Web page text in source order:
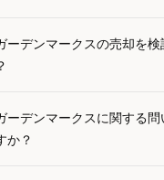
ーデンマークスの売却を検
ーデンマークスに関する問
か？